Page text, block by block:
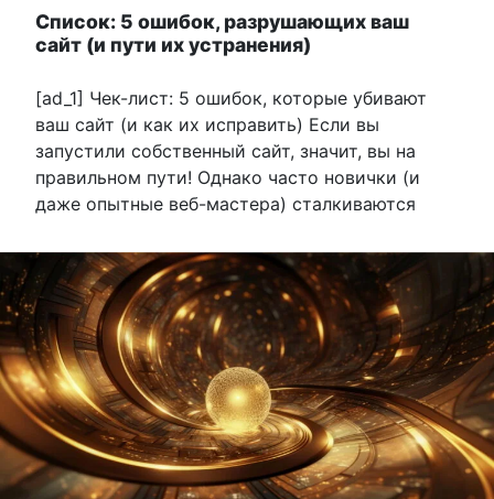
Список: 5 ошибок, разрушающих ваш
сайт (и пути их устранения)
[ad_1] Чек-лист: 5 ошибок, которые убивают
ваш сайт (и как их исправить) Если вы
запустили собственный сайт, значит, вы на
правильном пути! Однако часто новички (и
даже опытные веб-мастера) сталкиваются